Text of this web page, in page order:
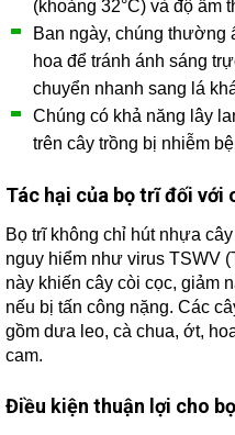
(khoảng 32°C) và độ ẩm
Ban ngày, chúng thường
hoa để tránh ánh sáng
chuyển nhanh sang lá
Chúng có khả năng lây
trên cây trồng bị nhiễm
Tác hại của bọ trĩ đối với
Bọ trĩ không chỉ hút nhựa
nguy hiểm như virus TSWV
này khiến cây còi cọc, giảm
nếu bị tấn công nặng. Các
gồm dưa leo, cà chua, ớt,
cam.
Điều kiện thuận lợi cho